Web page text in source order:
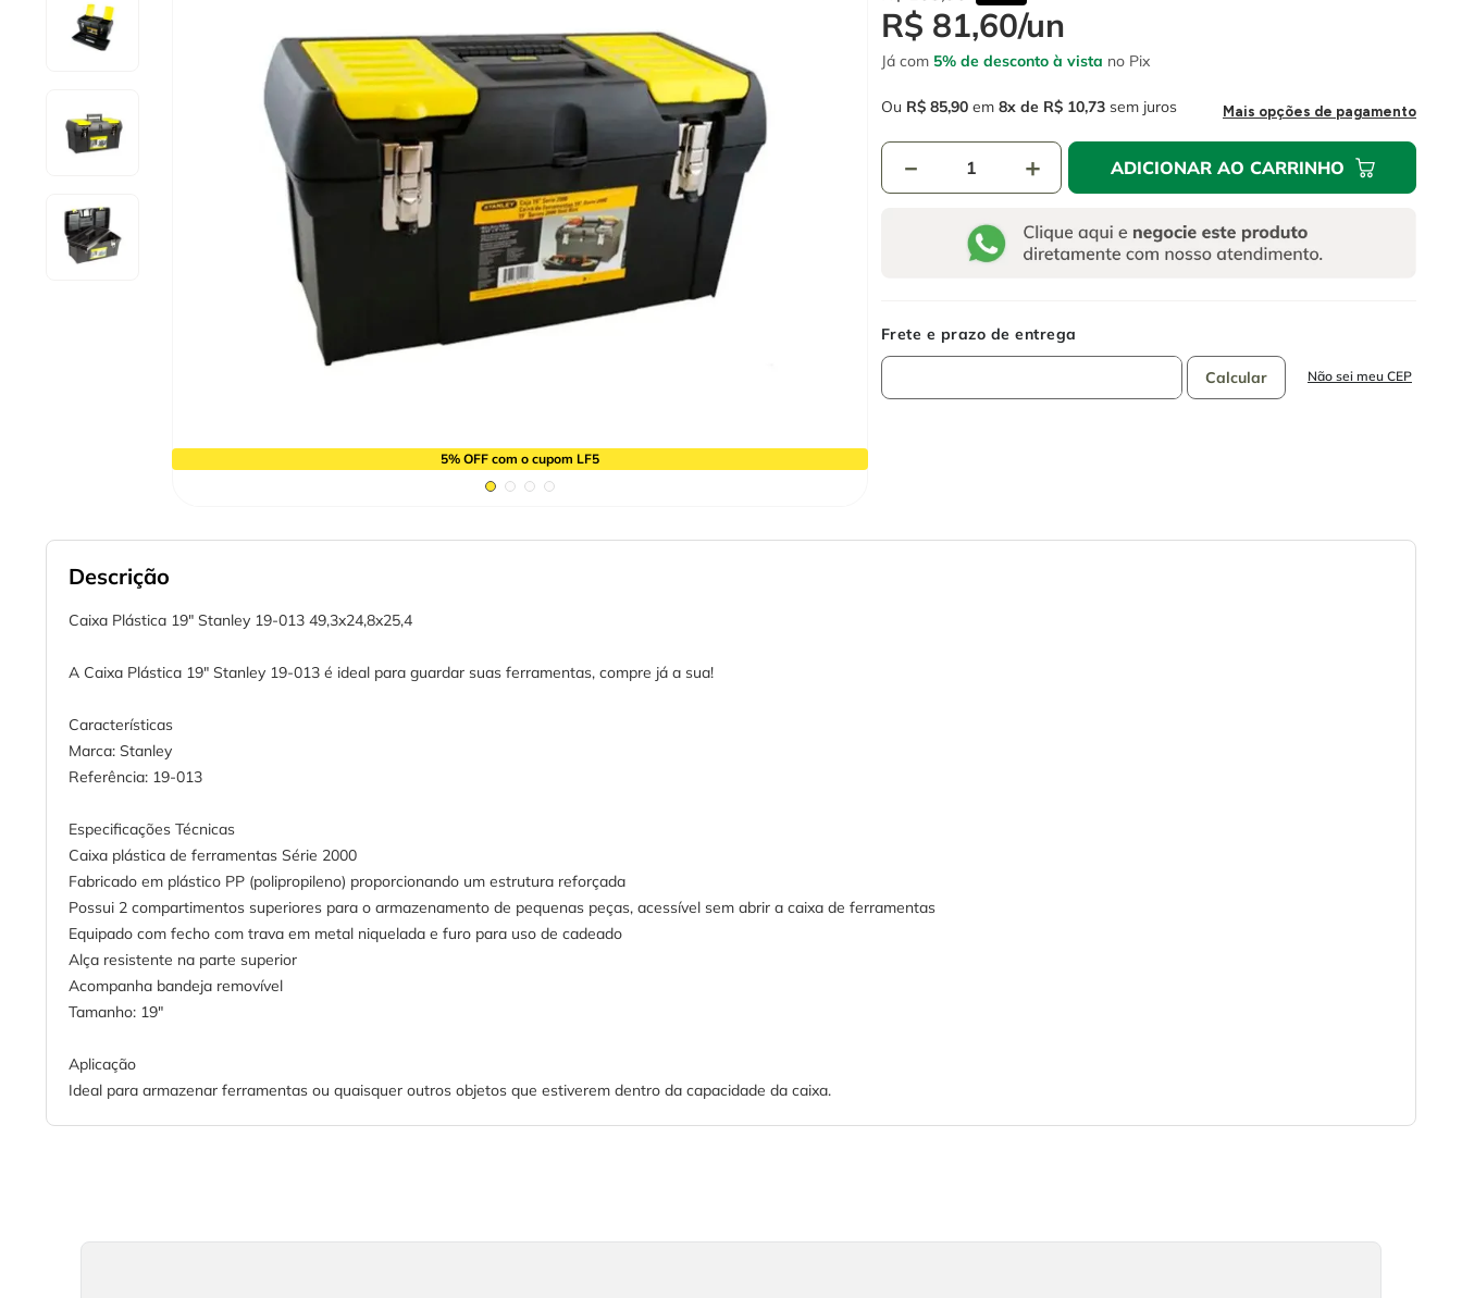
5% OFF com o cupom LF5
R$ 81,60/un
Já com 5% de desconto à vista no Pix
Ou R$ 85,90 em 8 R$ 10,73 sem juros Mais opções de pagamento
＋
－ ADICIONAR AO CARRINHO
Não sei meu CEP
Descrição
Caixa Plástica 19" Stanley 19-013 49,3x24,8x25,4
A Caixa Plástica 19" Stanley 19-013 é ideal para guardar suas ferramentas, compre já a sua!
Características
Marca: Stanley
Referência: 19-013
Especificações Técnicas
Caixa plástica de ferramentas Série 2000
Fabricado em plástico PP (polipropileno) proporcionando um estrutura reforçada
Possui 2 compartimentos superiores para o armazenamento de pequenas peças, acessível sem abrir a caixa de ferramentas
Equipado com fecho com trava em metal niquelada e furo para uso de cadeado
Alça resistente na parte superior
Acompanha bandeja removível
Tamanho: 19"
Aplicação
Ideal para armazenar ferramentas ou quaisquer outros objetos que estiverem dentro da capacidade da caixa.
chave impacto